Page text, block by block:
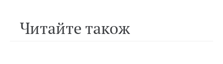
Читайте також